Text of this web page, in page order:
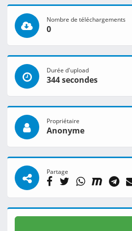
Nombre de téléchargements
0
Durée d'upload
344 secondes
Propriétaire
Anonyme
Partage